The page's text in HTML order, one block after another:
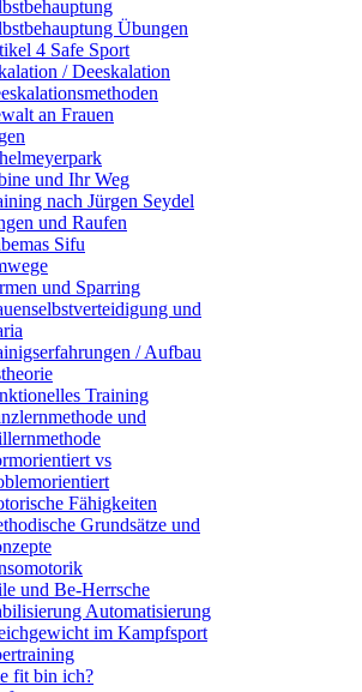
Übungen
4 Safe Sport
/ Deeskalation
an Frauen
und Ihr Weg
nach Jürgen Seydel
und Raufen
Sifu
und Sparring
und
/ Aufbau
Training
und
vs
Fähigkeiten
Grundsätze und
und Be-Herrsche
Automatisierung
im Kampfsport
fit bin ich?